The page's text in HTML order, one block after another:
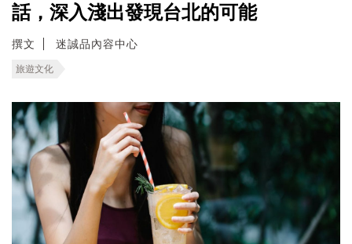
話，深入淺出發現台北的可能
撰文 迷誠品內容中心
旅遊文化